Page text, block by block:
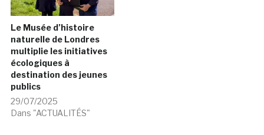
Le Musée d’histoire
naturelle de Londres
multiplie les initiatives
écologiques à
destination des jeunes
publics
29/07/2025
Dans "ACTUALITÉS"